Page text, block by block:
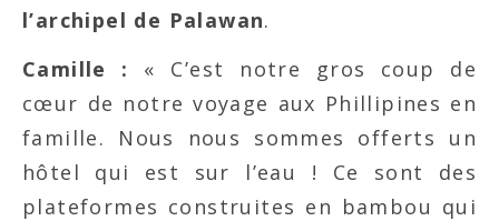
l’archipel de Palawan.
Camille : « C’est notre gros coup de
cœur de notre voyage aux Phillipines en
famille. Nous nous sommes offerts un
hôtel qui est sur l’eau ! Ce sont des
plateformes construites en bambou qui